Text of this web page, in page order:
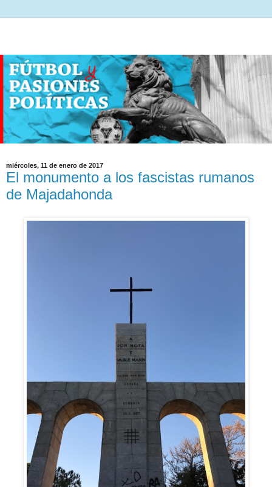
miércoles, 11 de enero de 2017
El monumento a los fascistas rumanos
de Majadahonda